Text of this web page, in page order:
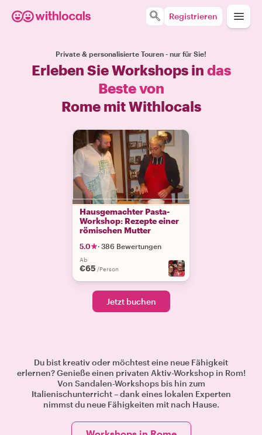
Registrieren
Private & personalisierte Touren - nur für Sie!
Erleben Sie Workshops in das
Beste von
Rome mit Withlocals
Hausgemachter Pasta-
Workshop: Rezepte einer
römischen Mutter
5.0 · 386 Bewertungen
Ab
€65 /Person
Jetzt buchen
Du bist kreativ oder möchtest eine neue Fähigkeit
erlernen? Genieße einen privaten Aktiv-Workshop in Rom!
Von Sandalen-Workshops bis hin zum
Italienischunterricht – dank eines lokalen Experten
nimmst du neue Fähigkeiten mit nach Hause.